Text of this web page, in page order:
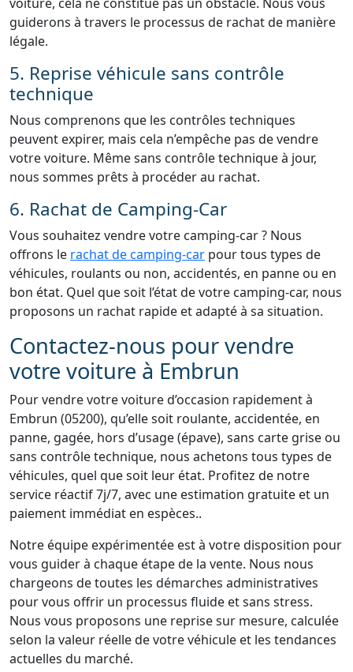
guiderons à travers le processus de rachat de manière
légale.
5. Reprise véhicule sans contrôle
technique
Nous comprenons que les contrôles techniques
peuvent expirer, mais cela n’empêche pas de vendre
votre voiture. Même sans contrôle technique à jour,
nous sommes prêts à procéder au rachat.
6. Rachat de Camping-Car
Vous souhaitez vendre votre camping-car ? Nous
offrons le rachat de camping-car pour tous types de
véhicules, roulants ou non, accidentés, en panne ou en
bon état. Quel que soit l’état de votre camping-car, nous
proposons un rachat rapide et adapté à sa situation.
Contactez-nous pour vendre
votre voiture à Embrun
Pour vendre votre voiture d’occasion rapidement à
Embrun (05200), qu’elle soit roulante, accidentée, en
panne, gagée, hors d’usage (épave), sans carte grise ou
sans contrôle technique, nous achetons tous types de
véhicules, quel que soit leur état. Profitez de notre
service réactif 7j/7, avec une estimation gratuite et un
paiement immédiat en espèces..
Notre équipe expérimentée est à votre disposition pour
vous guider à chaque étape de la vente. Nous nous
chargeons de toutes les démarches administratives
pour vous offrir un processus fluide et sans stress.
Nous vous proposons une reprise sur mesure, calculée
selon la valeur réelle de votre véhicule et les tendances
actuelles du marché.